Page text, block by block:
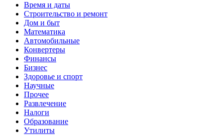
Время и даты
Строительство и ремонт
Дом и быт
Математика
Автомобильные
Конвертеры
Финансы
Бизнес
Здоровье и спорт
Научные
Прочее
Развлечение
Налоги
Образование
Утилиты